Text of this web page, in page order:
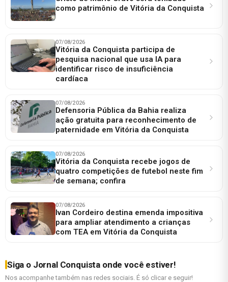
como patrimônio de Vitória da Conquista
07/08/2026
Vitória da Conquista participa de
pesquisa nacional que usa IA para
identificar risco de insuficiência
cardíaca
07/08/2026
Defensoria Pública da Bahia realiza
ação gratuita para reconhecimento de
paternidade em Vitória da Conquista
07/08/2026
Vitória da Conquista recebe jogos de
quatro competições de futebol neste fim
de semana; confira
07/08/2026
Ivan Cordeiro destina emenda impositiva
para ampliar atendimento a crianças
com TEA em Vitória da Conquista
Siga o Jornal Conquista onde você estiver!
Nos acompanhe também nas redes sociais. É só clicar e seguir!